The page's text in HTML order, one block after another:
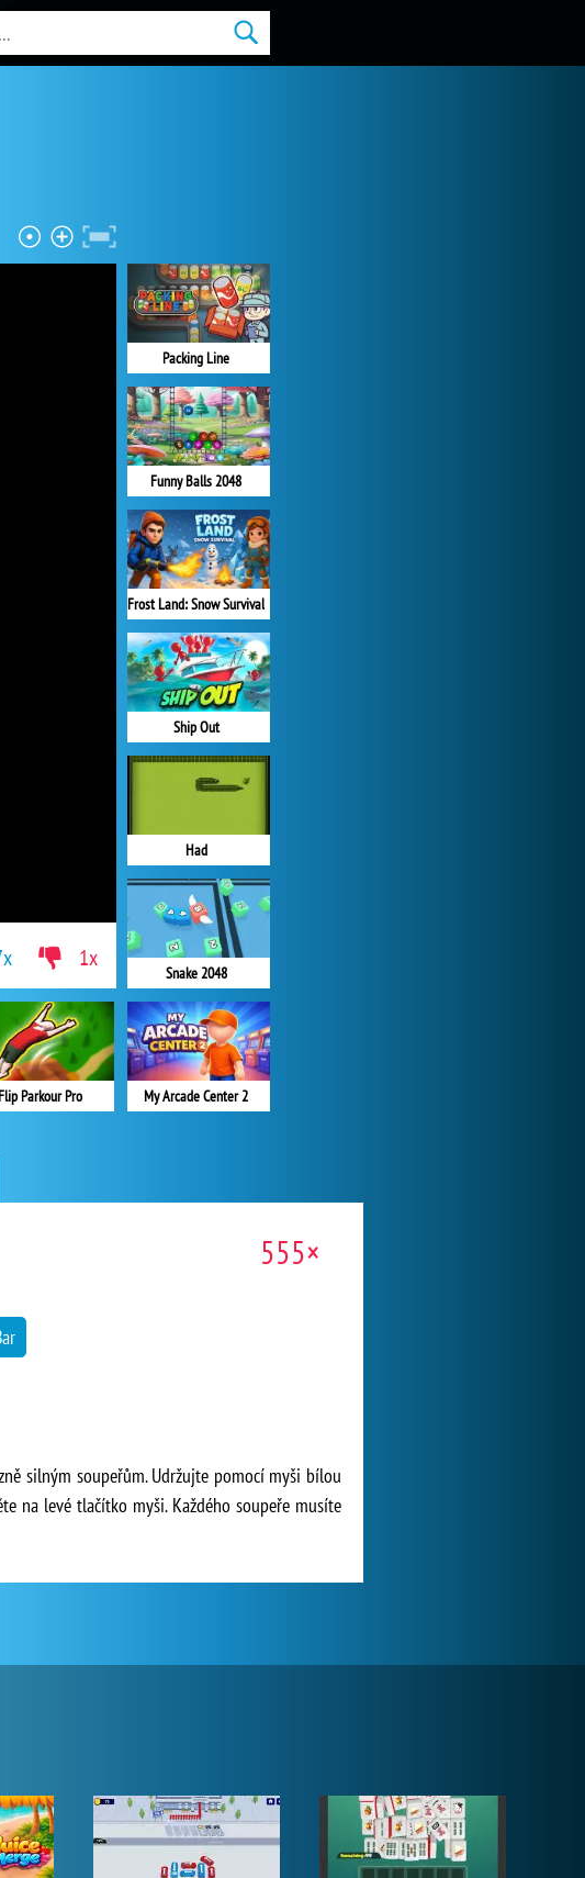
Packing Line
Funny Balls 2048
Frost Land: Snow Survival
Ship Out
Had
Snake 2048
My Arcade Center 2
Parkour Pro
1x
555×
silným soupeřům. Udržujte pomocí myši bílou
na levé tlačítko myši. Každého soupeře musíte